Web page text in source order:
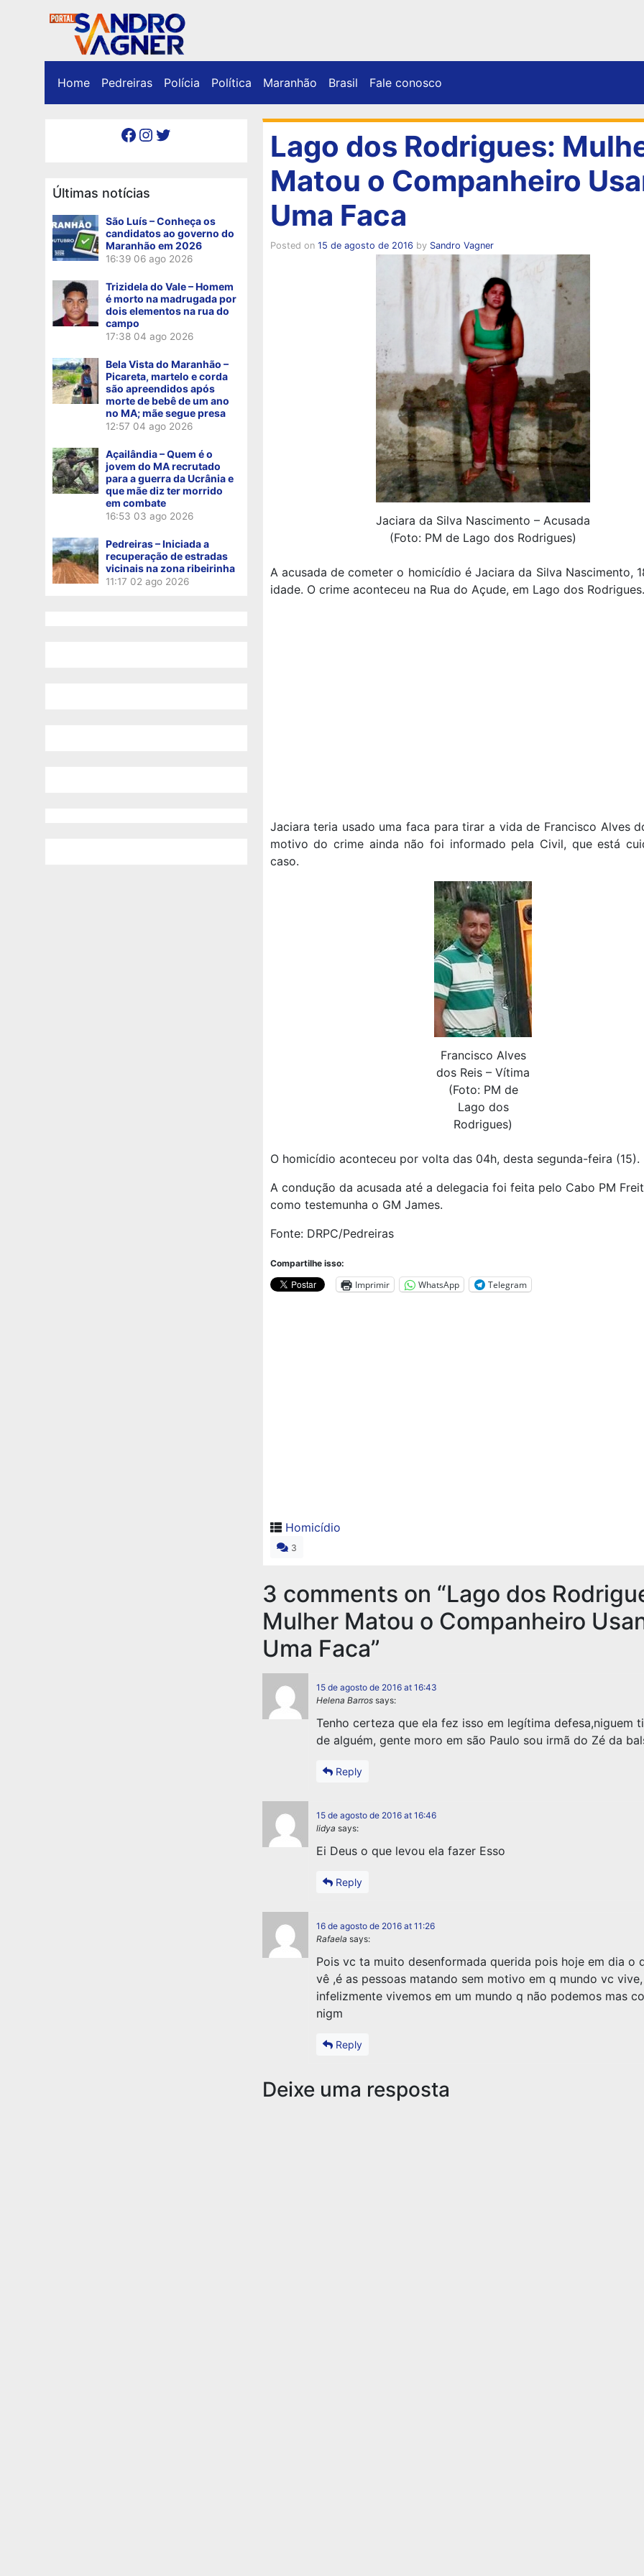
Home Pedreiras Polícia Política Maranhão Brasil Fale conosco
Facebook Instagram Twitter
Últimas notícias
São Luís – Conheça os
candidatos ao governo do
Maranhão em 2026
16:39 06 ago 2026
Trizidela do Vale – Homem
é morto na madrugada por
dois elementos na rua do
campo
17:38 04 ago 2026
Bela Vista do Maranhão –
Picareta, martelo e corda
são apreendidos após
morte de bebê de um ano
no MA; mãe segue presa
12:57 04 ago 2026
Açailândia – Quem é o
jovem do MA recrutado
para a guerra da Ucrânia e
que mãe diz ter morrido
em combate
16:53 03 ago 2026
Pedreiras – Iniciada a
recuperação de estradas
vicinais na zona ribeirinha
11:17 02 ago 2026
Lago dos Rodrigues:
Matou o Companheiro
Uma Faca
Posted on 15 de agosto de 2016 by Sandro Vagner
Jaciara da Silva Nascimento – Acusada
(Foto: PM de Lago dos Rodrigues)
A acusada de cometer o homicídio é Jaciara da Silva Nascimento,
idade. O crime aconteceu na Rua do Açude, em Lago dos Rodrigues.
Jaciara teria usado uma faca para tirar a vida de Francisco Alves
motivo do crime ainda não foi informado pela Civil, que está
caso.
Francisco Alves
dos Reis – Vítima
(Foto: PM de
Lago dos
Rodrigues)
O homicídio aconteceu por volta das 04h, desta segunda-feira (15).
A condução da acusada até a delegacia foi feita pelo Cabo PM
como testemunha o GM James.
Fonte: DRPC/Pedreiras
Compartilhe isso:
Imprimir WhatsApp Telegram
Homicídio
3
3 comments on “Lago dos
Mulher Matou o Companheiro
Uma Faca”
15 de agosto de 2016 at 16:43
Helena Barros says:
Tenho certeza que ela fez isso em legítima defesa,niguem
de alguém, gente moro em são Paulo sou irmã do Zé da
Reply
15 de agosto de 2016 at 16:46
lidya says:
Ei Deus o que levou ela fazer Esso
Reply
16 de agosto de 2016 at 11:26
Rafaela says:
Pois vc ta muito desenformada querida pois hoje em dia o
vê ,é as pessoas matando sem motivo em q mundo vc vive,
infelizmente vivemos em um mundo q não podemos mas
nigm
Reply
Deixe uma resposta